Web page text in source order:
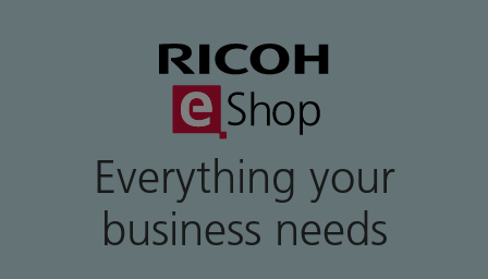
Everything your
business needs